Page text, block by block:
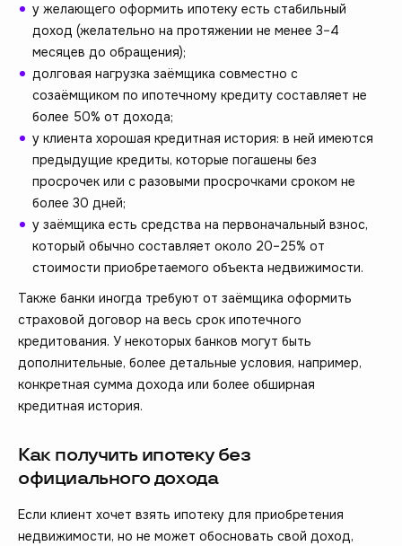
у желающего оформить ипотеку есть стабильный
доход (желательно на протяжении не менее 3–4
месяцев до обращения);
долговая нагрузка заёмщика совместно с
созаёмщиком по ипотечному кредиту составляет не
более 50% от дохода;
у клиента хорошая кредитная история: в ней имеются
предыдущие кредиты, которые погашены без
просрочек или с разовыми просрочками сроком не
более 30 дней;
у заёмщика есть средства на первоначальный взнос,
который обычно составляет около 20–25% от
стоимости приобретаемого объекта недвижимости.
Также банки иногда требуют от заёмщика оформить
страховой договор на весь срок ипотечного
кредитования. У некоторых банков могут быть
дополнительные, более детальные условия, например,
конкретная сумма дохода или более обширная
кредитная история.
Как получить ипотеку без
официального дохода
Если клиент хочет взять ипотеку для приобретения
недвижимости, но не может обосновать свой доход,